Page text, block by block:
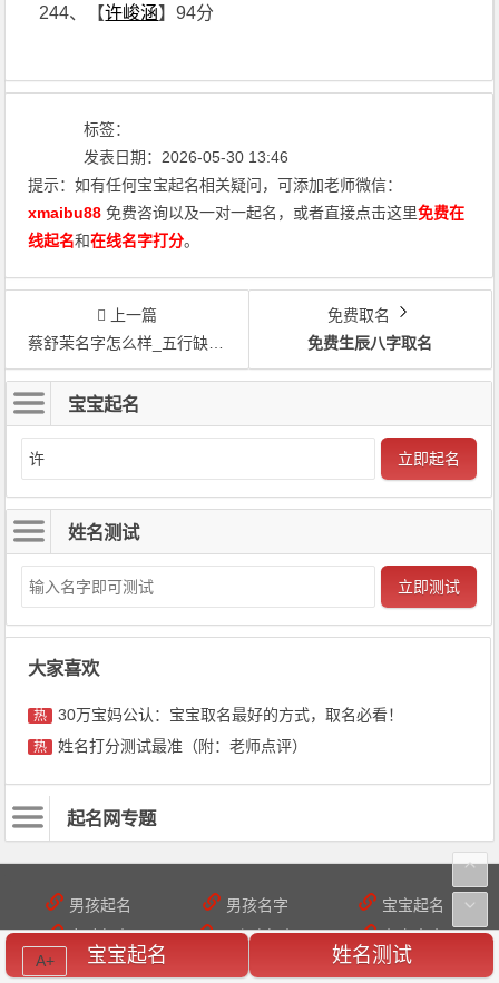
244、【许峻涵】94分
宝宝起名 姓名测试
A+
标签：
发表日期：2026-05-30 13:46
提示：如有任何宝宝起名相关疑问，可添加老师微信：
xmaibu88免费咨询以及一对一起名，或者直接点击这里免费在
线起名和在线名字打分。
上一篇
蔡舒茉名字怎么样_五行缺木取名蔡舒茉
免费取名
免费生辰八字取名
宝宝起名
立即起名
姓名测试
立即测试
大家喜欢
热 30万宝妈公认：宝宝取名最好的方式，取名必看！
热 姓名打分测试最准（附：老师点评）
起名网专题
男孩起名 男孩名字
宝宝起名
女孩起名
双胞胎起名 名字大全